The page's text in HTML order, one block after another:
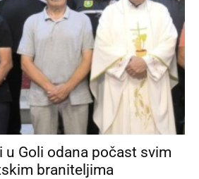
u Goli odana počast svim
braniteljima